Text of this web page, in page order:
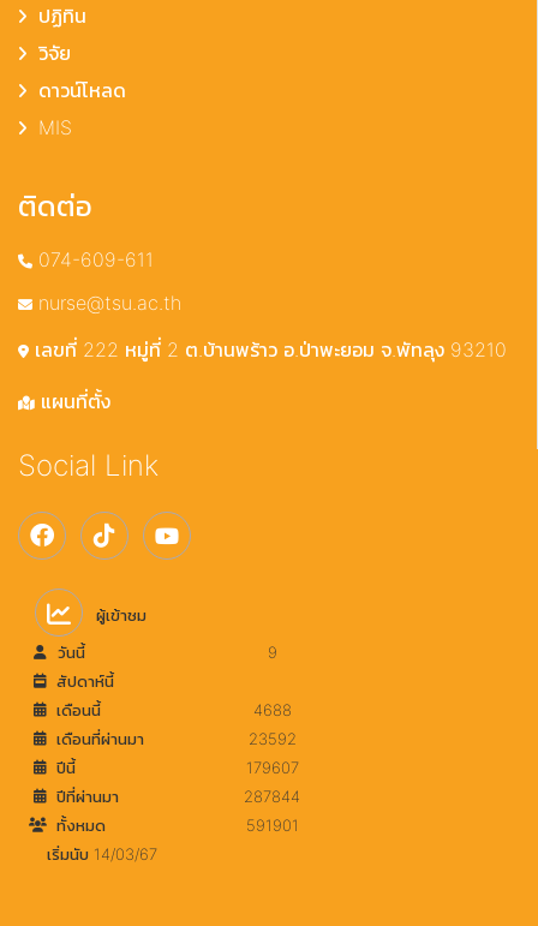
ปฏิทิน
วิจัย
ดาวน์โหลด
MIS
ติดต่อ
074-609-611
nurse@tsu.ac.th
เลขที่ 222 หมู่ที่ 2 ต.บ้านพร้าว อ.ป่าพะยอม จ.พัทลุง 93210
แผนที่ตั้ง
Social Link
ผู้เข้าชม
วันนี้
9
สัปดาห์นี้
เดือนนี้
4688
เดือนที่ผ่านมา
23592
ปีนี้
179607
ปีที่ผ่านมา
287844
ทั้งหมด
591901
เริ่มนับ 14/03/67